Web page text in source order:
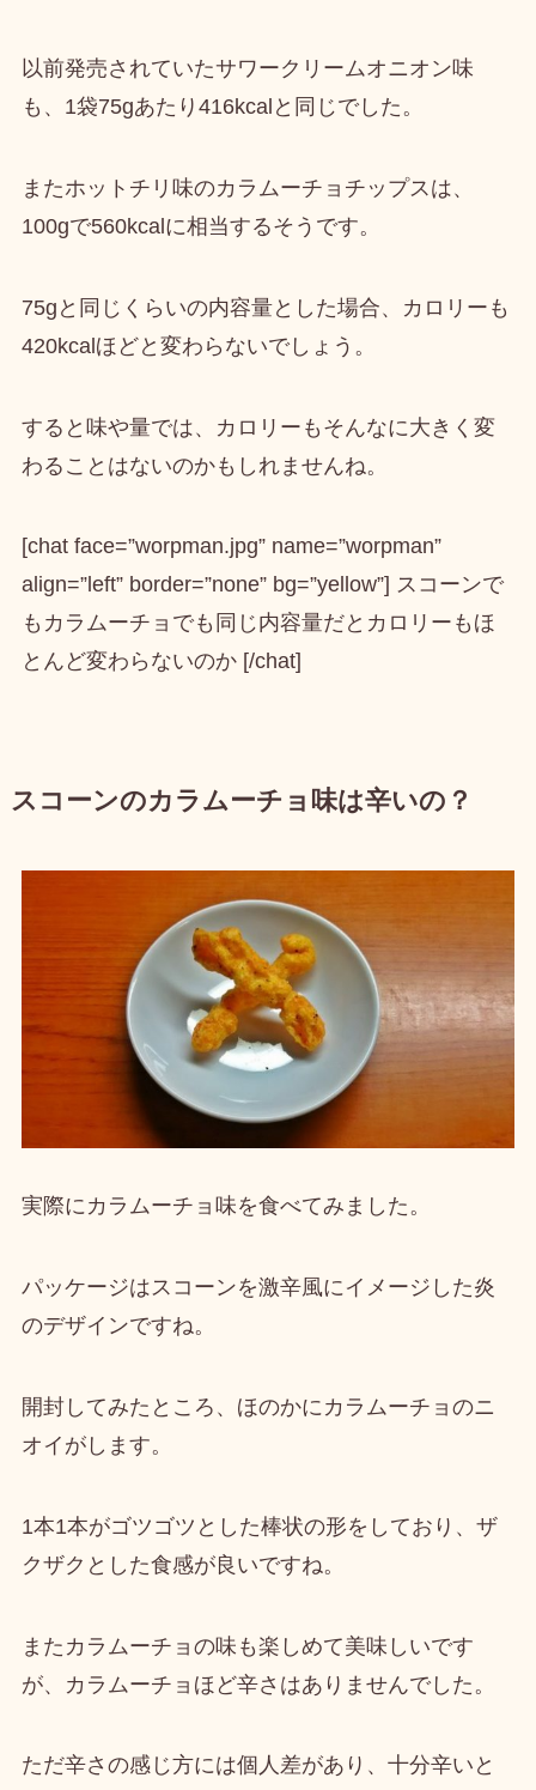
以前発売されていたサワークリームオニオン味
も、1袋75gあたり416kcalと同じでした。
またホットチリ味のカラムーチョチップスは、
100gで560kcalに相当するそうです。
75gと同じくらいの内容量とした場合、カロリーも
420kcalほどと変わらないでしょう。
すると 味や量では、カロリーもそんなに大きく変
わることはないのかも しれませんね。
[chat face=”worpman.jpg” name=”worpman”
align=”left” border=”none” bg=”yellow”] スコーンで
もカラムーチョでも同じ内容量だとカロリーもほ
とんど変わらないのか [/chat]
スコーンのカラムーチョ味は辛いの？
実際にカラムーチョ味を食べてみました。
パッケージはスコーンを激辛風にイメージした炎
のデザインですね。
開封してみたところ、ほのかに カラムーチョのニ
オイ がします。
1本1本がゴツゴツとした棒状の形をしており、 ザ
クザクとした食感が良いですね。
また カラムーチョの味も楽しめて美味しいです
が、
カラムーチョほど辛さはありませんでした。
ただ辛さの感じ方には個人差があり、十分辛いと